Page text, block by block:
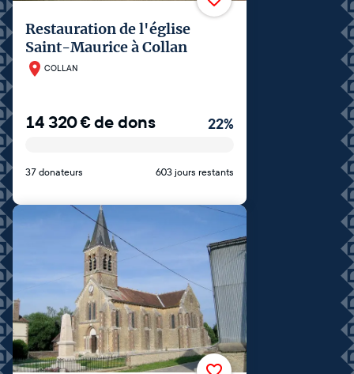
Restauration de l'église
Saint-Maurice à Collan
COLLAN
14 320€de dons 22%
37 donateurs 603 jours restants